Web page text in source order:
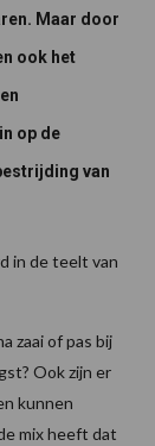
Maar door
ook het
op de
van
in de teelt van
zaai of pas bij
Ook zijn er
kunnen
mix heeft dat